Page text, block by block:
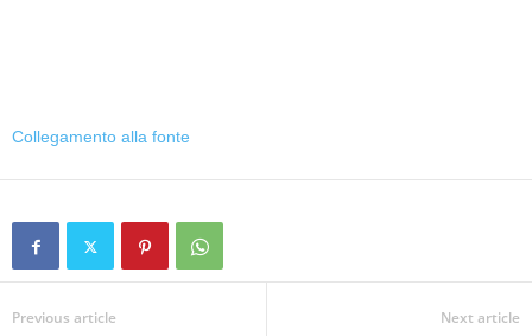
Collegamento alla fonte
Previous article Next article